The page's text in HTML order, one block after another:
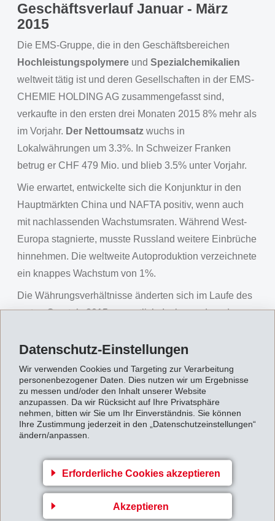
Datenschutz-Einstellungen
Wir verwenden Cookies und Targeting zur Verarbeitung
personenbezogener Daten. Dies nutzen wir um Ergebnisse
zu messen und/oder den Inhalt unserer Website
anzupassen. Da wir Rücksicht auf Ihre Privatsphäre
nehmen, bitten wir Sie um Ihr Einverständnis. Sie können
Ihre Zustimmung jederzeit in den „Datenschutzeinstellungen“
ändern/anpassen.
Erforderliche Cookies akzeptieren
Akzeptieren
Geschäftsverlauf Januar - März
2015
Die EMS-Gruppe, die in den Geschäftsbereichen
Hochleistungspolymere und Spezialchemikalien
weltweit tätig ist und deren Gesellschaften in der EMS-
CHEMIE HOLDING AG zusammengefasst sind,
verkaufte in den ersten drei Monaten 2015 8% mehr als
im Vorjahr. Der Nettoumsatz wuchs in
Lokalwährungen um 3.3%. In Schweizer Franken
betrug er CHF 479 Mio. und blieb 3.5% unter Vorjahr.
Wie erwartet, entwickelte sich die Konjunktur in den
Hauptmärkten China und NAFTA positiv, wenn auch
mit nachlassenden Wachstumsraten. Während West-
Europa stagnierte, musste Russland weitere Einbrüche
hinnehmen. Die weltweite Autoproduktion verzeichnete
ein knappes Wachstum von 1%.
Die Währungsverhältnisse änderten sich im Laufe des
ersten Quartals 2015 wesentlich. Insbesondere der
Aufschläge, was sich bremsend auf die
Umsatzentwicklung von EMS in Schweizer Franken
auswirkte. Der inzwischen zum US-Dollar (und zum
Schweizer Franken) deutlich schwächere Euro dürfte
erst in den kommenden Monaten positive Impulse für
die europäische Exportwirtschaft bringen.
EMS begegnet den negativen Währungseinflüssen mit
einer konsequenten Wachstumsstrategie mit profitablen
Spezialitäten in den Hochleistungspolymeren.
Innovative Produkte und Lösungen werden rasch in die